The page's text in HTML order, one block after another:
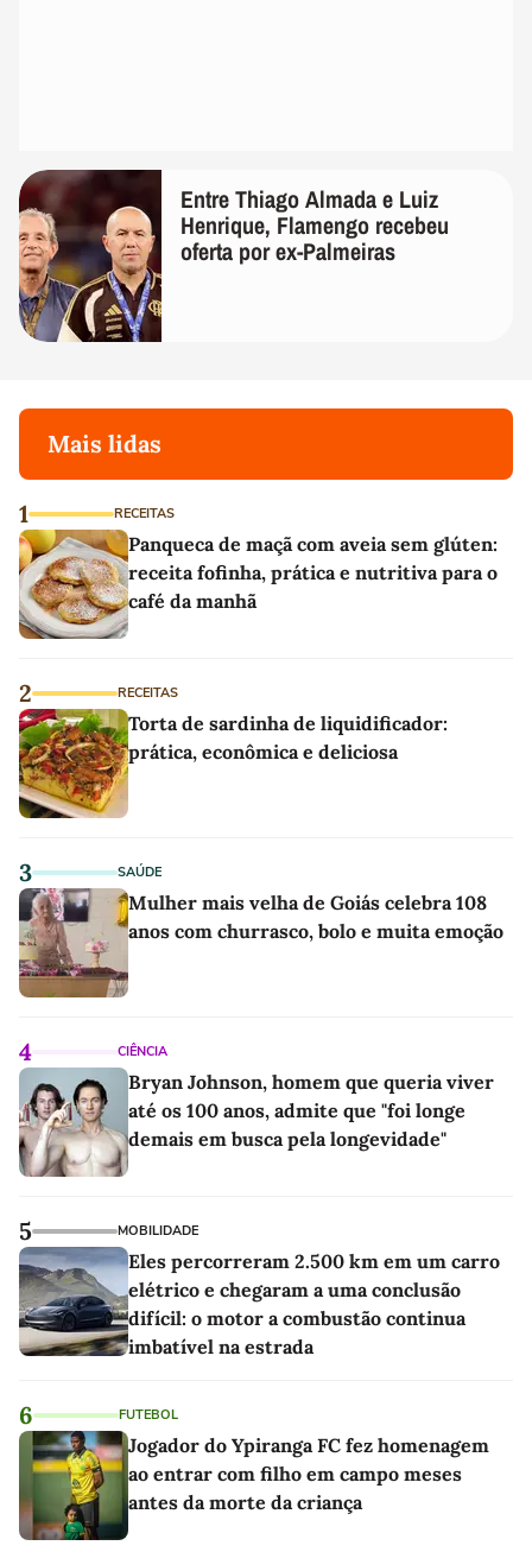
Entre Thiago Almada e Luiz
Henrique, Flamengo recebeu
oferta por ex-Palmeiras
Mais lidas
1 RECEITAS
Panqueca de maçã com aveia sem glúten:
receita fofinha, prática e nutritiva para o
café da manhã
2 RECEITAS
Torta de sardinha de liquidificador:
prática, econômica e deliciosa
3 SAÚDE
Mulher mais velha de Goiás celebra 108
anos com churrasco, bolo e muita emoção
4 CIÊNCIA
Bryan Johnson, homem que queria viver
até os 100 anos, admite que "foi longe
demais em busca pela longevidade"
5 MOBILIDADE
Eles percorreram 2.500 km em um carro
elétrico e chegaram a uma conclusão
difícil: o motor a combustão continua
imbatível na estrada
6 FUTEBOL
Jogador do Ypiranga FC fez homenagem
ao entrar com filho em campo meses
antes da morte da criança